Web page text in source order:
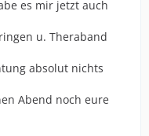
es mir jetzt auch
u. Theraband
absolut nichts
Abend noch eure